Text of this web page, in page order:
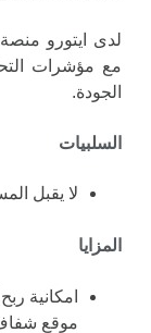
لدى ايتورو
مع مؤشرات
الجودة.
السلبيات
لا يقبل
المزايا
امكانية
موقع